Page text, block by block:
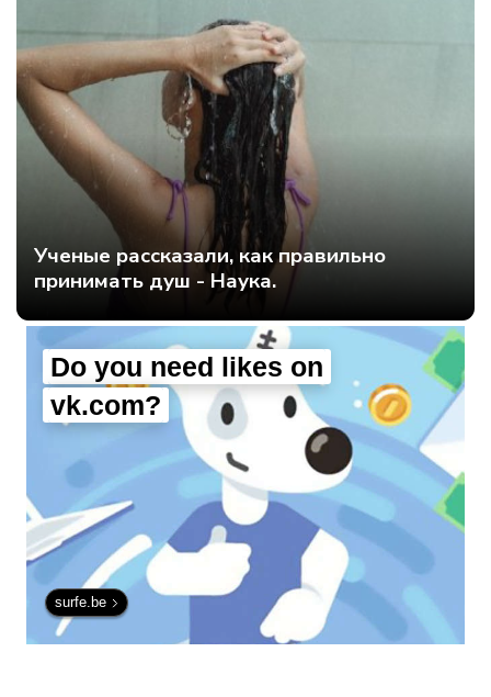
Ученые рассказали, как правильно
принимать душ - Наука.
Do you need likes on
vk.com?
surfe.be